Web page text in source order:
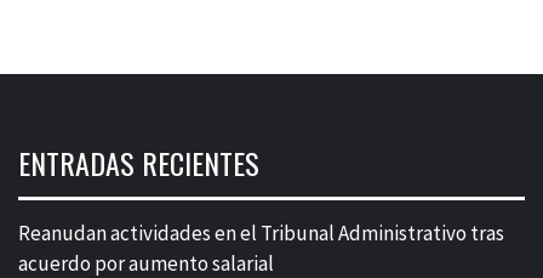
ENTRADAS RECIENTES
Reanudan actividades en el Tribunal Administrativo tras
acuerdo por aumento salarial